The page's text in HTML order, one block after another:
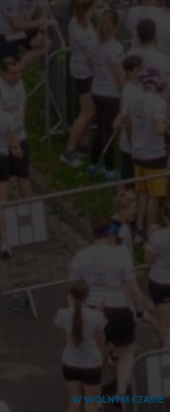
W WOLNYM CZASIE